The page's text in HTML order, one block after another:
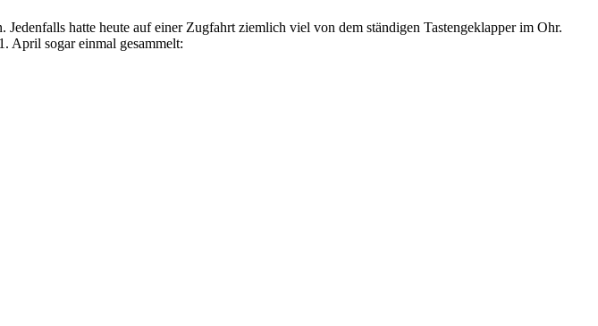
hatte heute auf einer Zugfahrt ziemlich viel von dem ständigen Tastengeklapper im Ohr.
April sogar einmal gesammelt: